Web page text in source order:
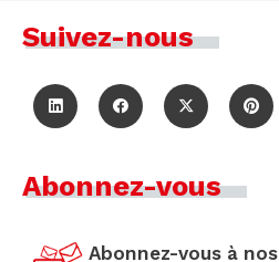
Suivez-nous
Abonnez-vous
Abonnez-vous à nos